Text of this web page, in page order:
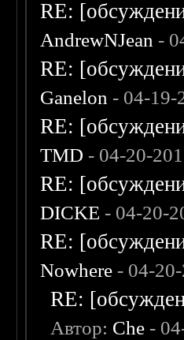
RE:
AndrewNJean -
RE:
Ganelon - 04-19-
RE:
TMD - 04-20-
RE:
DICKE - 04-20-
RE:
Nowhere - 04-
RE:
Автор: Che -